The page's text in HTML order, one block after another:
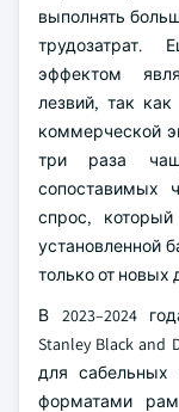
выполнять
эффектом
лезвий, так
коммерческой
три раза
сопоставимых
спрос,
установленной
только от новых
В 2023–2024
Stanley Black and
для сабельных
форматами